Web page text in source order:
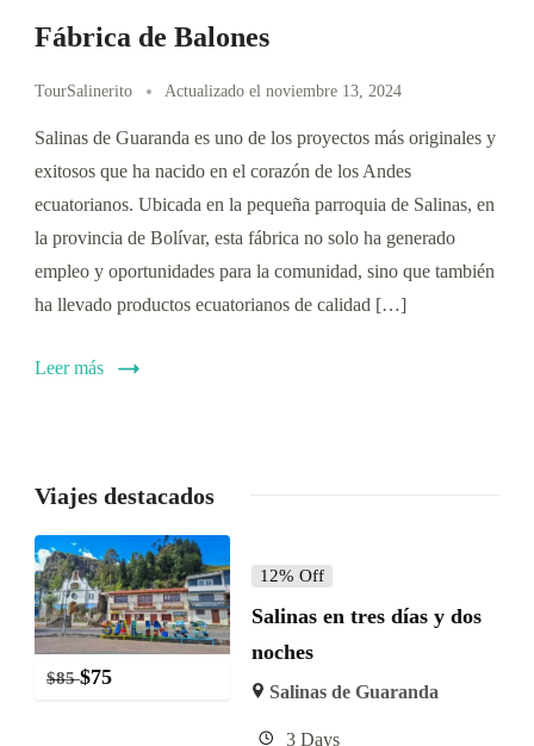
Fábrica de Balones
TourSalinerito Actualizado el noviembre 13, 2024
Salinas de Guaranda es uno de los proyectos más originales y
exitosos que ha nacido en el corazón de los Andes
ecuatorianos. Ubicada en la pequeña parroquia de Salinas, en
la provincia de Bolívar, esta fábrica no solo ha generado
empleo y oportunidades para la comunidad, sino que también
ha llevado productos ecuatorianos de calidad […]
Leer más
Viajes destacados
$85 $75
12% Off
Salinas en tres días y dos
noches
Salinas de Guaranda
3 Days